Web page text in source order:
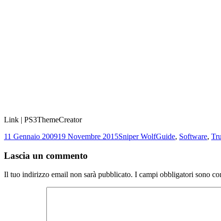
Link | PS3ThemeCreator
Scritto
11 Gennaio 200919 Novembre 2015Autore
Sniper WolfCategorie
Guide, Software,
Lascia un commento
Il tuo indirizzo email non sarà pubblicato. I campi obbligatori sono